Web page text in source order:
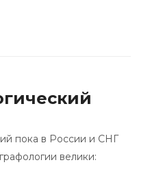
пока в России и СНГ
велики: